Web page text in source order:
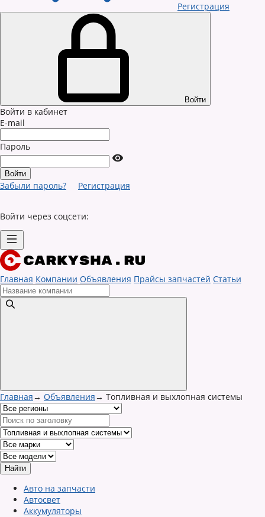
Регистрация
Войти
Войти в кабинет
E-mail
Пароль
Забыли пароль? Регистрация
Войти через соцсети:
Главная Компании Объявления Прайсы запчастей Статьи
Главная→ Объявления→ Топливная и выхлопная системы
Авто на запчасти
Автосвет
Аккумуляторы